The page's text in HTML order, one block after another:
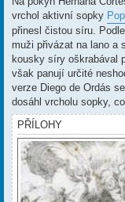
vrchol aktivní sopky
přinesl čistou síru.
muži přivázat na lano a
kousky síry oškrabával
však panují určité
verze Diego de Ordás
dosáhl vrcholu sopky,
PŘÍLOHY